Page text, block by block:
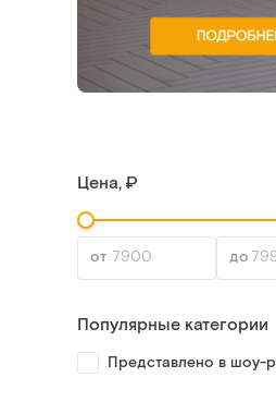
Цена, ₽
Популярные категории
Представлено в шоу-